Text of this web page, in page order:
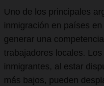
Uno de los principales
inmigración en países
generar una
trabajadores locales.
inmigrantes, al estar
más bajos, pueden